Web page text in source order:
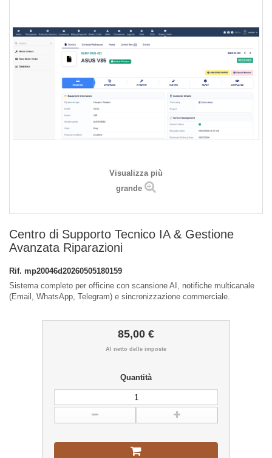
Visualizza più
grande
Centro di Supporto Tecnico IA & Gestione
Avanzata Riparazioni
Rif. mp20046d20260505180159
Sistema completo per officine con scansione AI, notifiche multicanale
(Email, WhatsApp, Telegram) e sincronizzazione commerciale.
85,00 €
Al netto delle imposte
Quantità